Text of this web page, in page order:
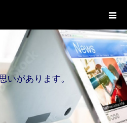
いがあ り ま す。